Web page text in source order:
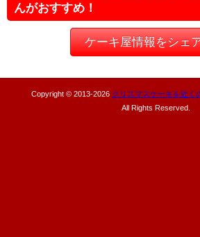
んがおすすめ！
ケーキ屋情報をシェ
Copyright © 2013-2026 クリスマスケーキを近く
All Rights Reserved.